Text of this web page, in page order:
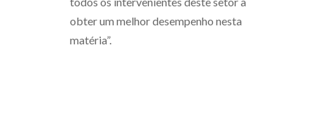
obter um melhor desempenho nesta
matéria”.